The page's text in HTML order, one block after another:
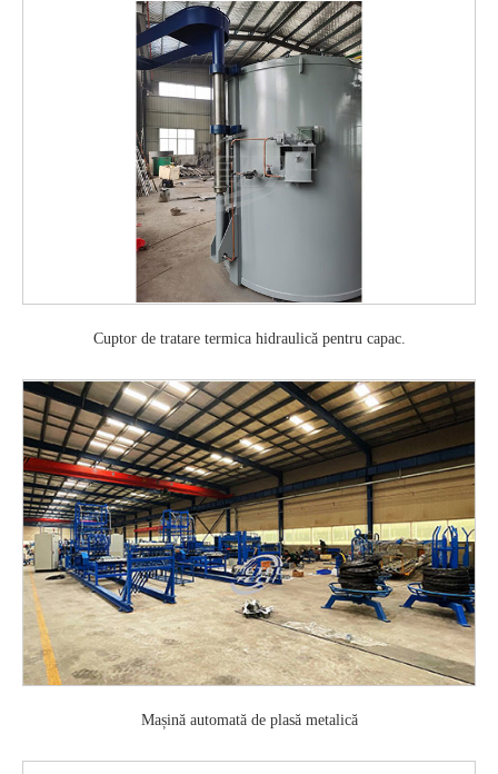
Cuptor de tratare termica hidraulică pentru capac.
Mașină automată de plasă metalică